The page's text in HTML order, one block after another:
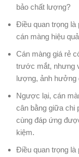
bảo chất lượng?
Điều quan trọng là
cán màng hiệu
Cán màng giá rẻ
trước mắt, nhưng
lượng, ảnh hưởng
Ngược lại, cán
cân bằng giữa chi
cùng đáp ứng
kiệm.
Điều quan trọng là